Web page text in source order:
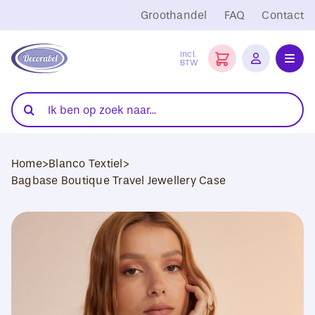
naar
inhoud
Groothandel FAQ Contact
Incl.
BTW
Folies
Transferpersen
Blanco Textiel
Hobby Artikelen
DTF Transfers
Zoeken
naar:
Home>Blanco Textiel>
Bagbase Boutique Travel Jewellery Case